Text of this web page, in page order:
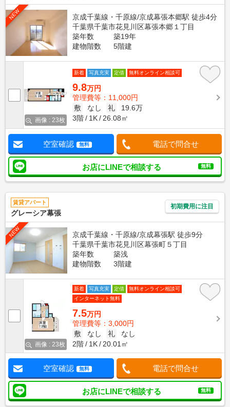
NEW
京成千葉線・千原線/京成幕張本郷駅 徒歩4分
千葉県千葉市花見川区幕張本郷１丁目
築年数
築19年
建物階数
5階建
画像 : 23枚
新着 写真充実 定借 無料オンライン相談可
9.8万円
管理費等：11,000円
敷
なし 礼
19.6万
3階
1K 26.08㎡
空室確認 無料 電話で問合せ
お店にLINEで相談する 無料
賃貸アパート
グレーシア幕張
初期費用に注目
NEW
京成千葉線・千原線/京成幕張駅 徒歩9分
千葉県千葉市花見川区幕張町５丁目
築年数
築浅
建物階数
3階建
画像 : 23枚
新着 写真充実 定借
無料オンライン相談可
インターネット無料
7.5万円
管理費等：3,000円
敷
なし 礼
なし
2階
1K 20.01㎡
空室確認 無料 電話で問合せ
お店にLINEで相談する 無料